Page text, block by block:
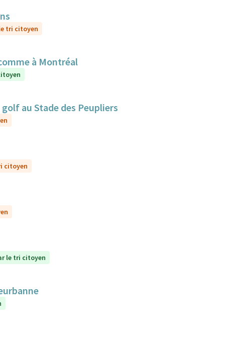
tri citoyen
à Montréal
au Stade des Peupliers
citoyen
le tri citoyen